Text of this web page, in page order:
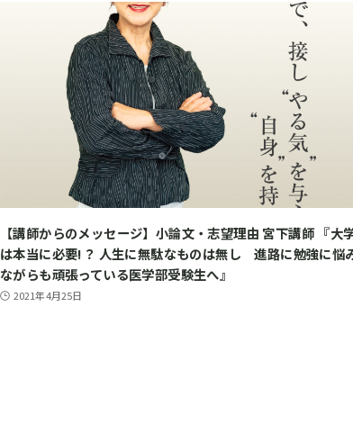
【講師からのメッセージ】小論文・志望理由 宮下講師 『大
は本当に必要!？ 人生に無駄なものは無し 進路に勉強に悩
ながらも頑張っている医学部受験生へ』
2021年4月25日